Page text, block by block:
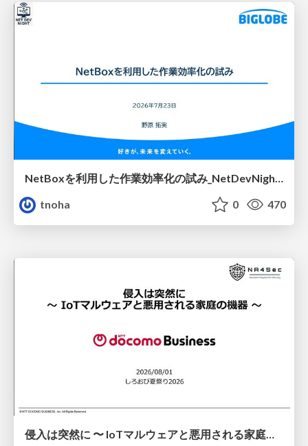
NetBoxを利用した作業効率化の試み_NetDevNight4
tnoha
0 470
侵入は突然に 〜 IoTマルウェアと悪用される家庭の機器 ～ / When Intrusion Strikes: IoT Malware and the Abuse of Home Devices